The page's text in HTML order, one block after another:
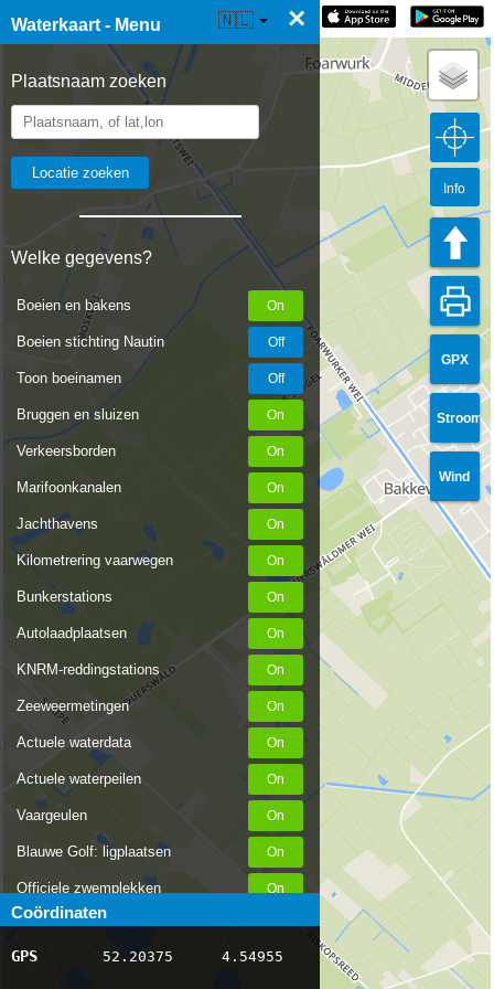
Waterkaart - Menu ×
Plaatsnaam zoeken
Welke gegevens?
Boeien en bakens
Boeien stichting Nautin
Toon boeinamen
Bruggen en sluizen
Verkeersborden
Marifoonkanalen
Jachthavens
Kilometrering vaarwegen
Bunkerstations
Autolaadplaatsen
KNRM-reddingstations
Zeeweermetingen
Actuele waterdata
Actuele waterpeilen
Vaargeulen
Blauwe Golf: ligplaatsen
Officiele zwemplekken
Stremmingen/hinder
AIS scheepsposities
Coördinaten
GPS 52.20375 4.54955
☰ Waterkaart Live 🇳🇱
GPX
Stroom
Wind
Info